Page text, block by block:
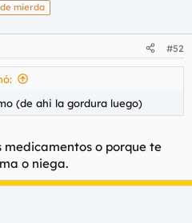
mierda
#52
(de ahi la gordura luego)
medicamentos o porque te
o niega.